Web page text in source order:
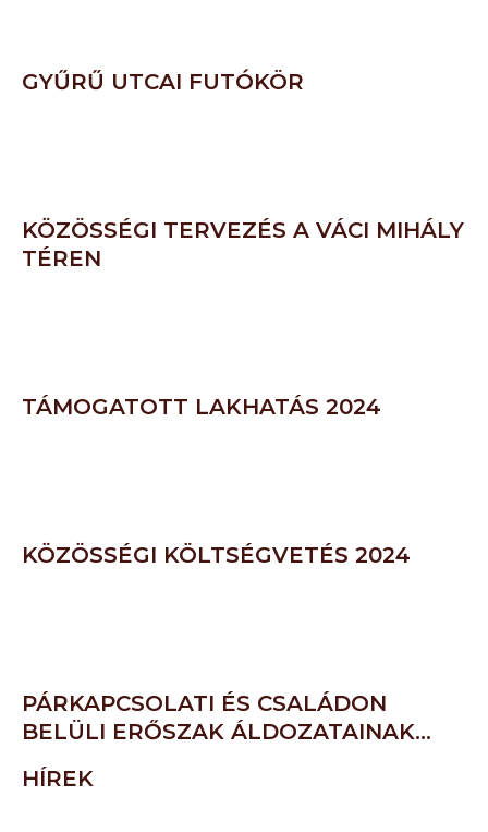
GYŰRŰ UTCAI FUTÓKÖR
KÖZÖSSÉGI TERVEZÉS A VÁCI MIHÁLY
TÉREN
TÁMOGATOTT LAKHATÁS 2024
KÖZÖSSÉGI KÖLTSÉGVETÉS 2024
PÁRKAPCSOLATI ÉS CSALÁDON
BELÜLI ERŐSZAK ÁLDOZATAINAK…
HÍREK